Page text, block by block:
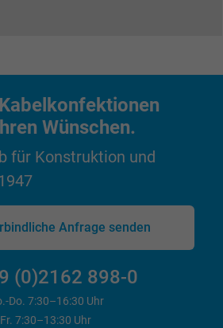
LLC
Minuten
dieser ID kann Google den Nutzer
Websites
erkennen und
Werbung anzeigen.
Ad Conversion Tracking
Wünschen.
für Konstruktion und
Anfrage senden
(0)2162 898-0
Do. 7:30–16:30 Uhr
Fr. 7:30–13:30 Uhr